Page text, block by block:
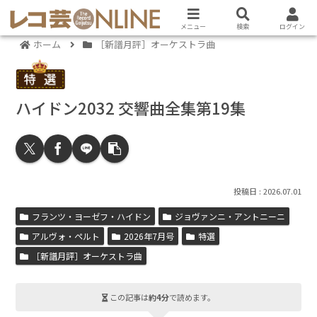
ホーム ［新譜月評］オーケストラ曲
ハイドン2032 交響曲全集第19集
2026.07.01
フランツ・ヨーゼフ・ハイドン
ジョヴァンニ・アントニーニ
アルヴォ・ペルト
2026年7月号
特選
［新譜月評］オーケストラ曲
この記事は約4分で読めます。
メニュー 検索 ログイン